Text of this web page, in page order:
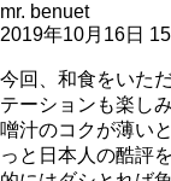
mr. benuet
2019年10月16日
今回、和食をいた
テーションも楽し
噌汁のコクが薄い
っと日本人の酷評